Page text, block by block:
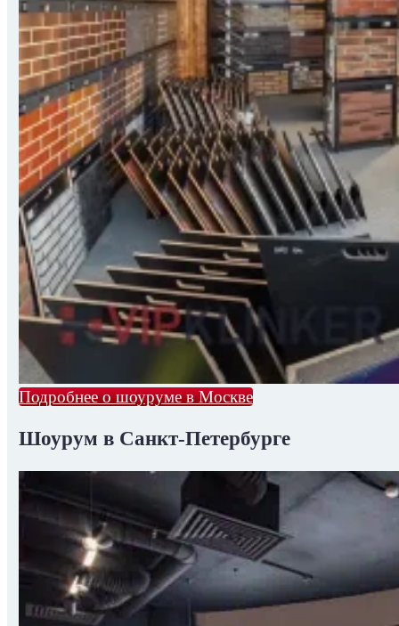
Подробнее о шоуруме в Москве
Шоурум в Санкт-Петербурге